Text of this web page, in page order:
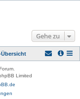
Gehe zu
Übersicht
Limited